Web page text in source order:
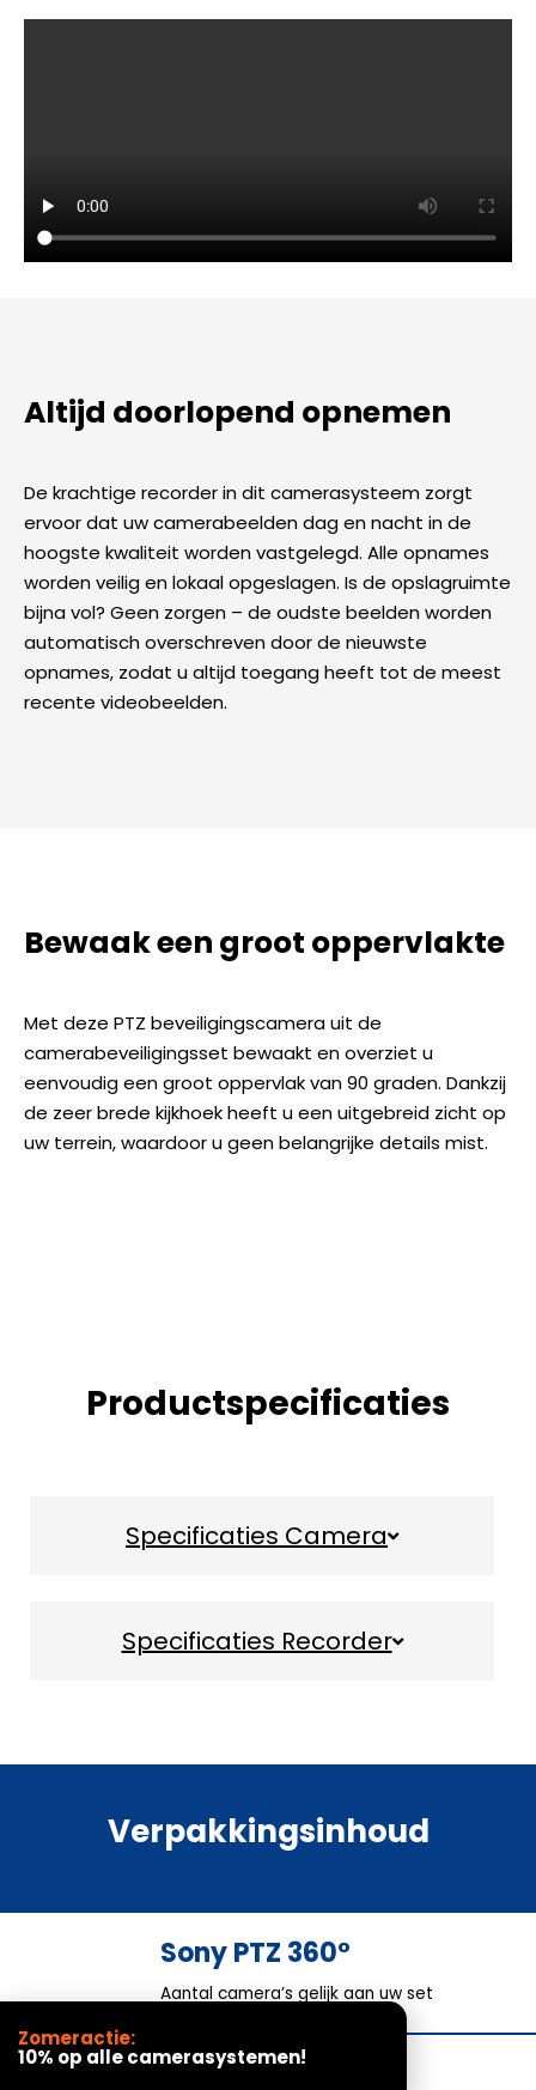
Altijd doorlopend opnemen
De krachtige recorder in dit camerasysteem zorgt
ervoor dat uw camerabeelden dag en nacht in de
hoogste kwaliteit worden vastgelegd. Alle opnames
worden veilig en lokaal opgeslagen. Is de opslagruimte
bijna vol? Geen zorgen – de oudste beelden worden
automatisch overschreven door de nieuwste
opnames, zodat u altijd toegang heeft tot de meest
recente videobeelden.
Bewaak een groot oppervlakte
Met deze PTZ beveiligingscamera uit de
camerabeveiligingsset bewaakt en overziet u
eenvoudig een groot oppervlak van 90 graden. Dankzij
de zeer brede kijkhoek heeft u een uitgebreid zicht op
uw terrein, waardoor u geen belangrijke details mist.
Productspecificaties
Specificaties Camera
Specificaties Recorder
Verpakkingsinhoud
Sony PTZ 360°
Aantal camera’s gelijk aan uw set
Opnamerecorder
Zomeractie:
10% op alle camerasystemen!